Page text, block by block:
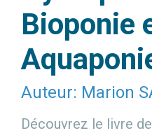
Bioponie
Auteur: Marion
Découvrez le livre